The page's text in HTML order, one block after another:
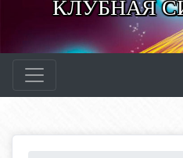
КЛУБНАЯ